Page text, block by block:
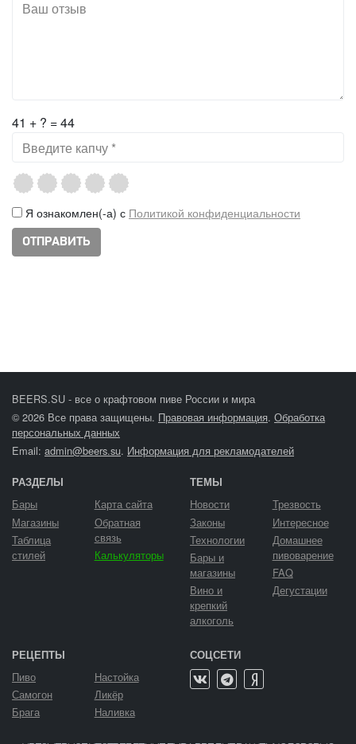
41 + ? = 44
Я ознакомлен(-а) с Политикой конфиденциальности
BEERS.SU - все о крафтовом пиве России и мира
© 2026 Все права защищены. Правовая информация. Обработка
персональных данных
Email: admin@beers.su. Информация для рекламодателей
РАЗДЕЛЫ
Бары
Магазины
Таблица
стилей
Карта сайта
Обратная
связь
Калькуляторы
ТЕМЫ
Новости
Законы
Технологии
Бары и
магазины
Вино и
крепкий
алкоголь
Трезвость
Интересное
Домашнее
пивоварение
FAQ
Дегустации
РЕЦЕПТЫ
Пиво
Самогон
Брага
Настойка
Ликёр
Наливка
СОЦСЕТИ